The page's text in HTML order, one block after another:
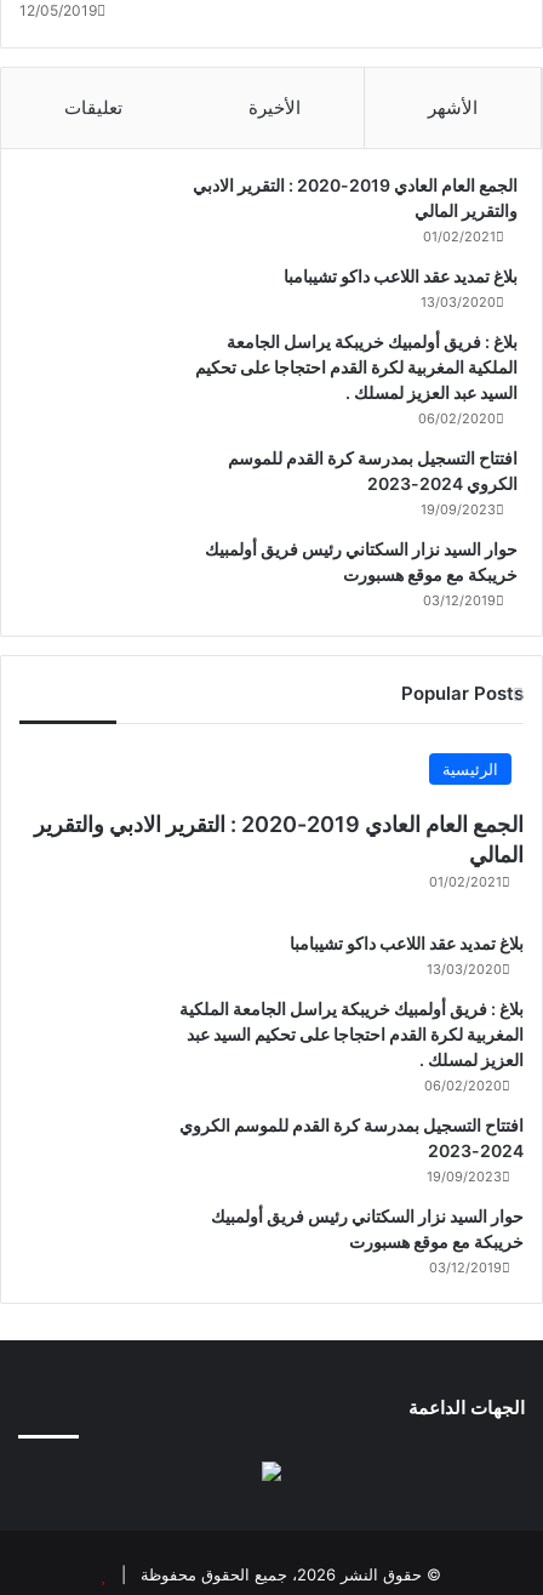
12/05/2019
الأشهر الأخيرة تعليقات
الجمع العام العادي 2019-2020 : التقرير الادبي
والتقرير المالي
01/02/2021
بلاغ تمديد عقد اللاعب داكو تشيبامبا
13/03/2020
بلاغ : فريق أولمبيك خريبكة يراسل الجامعة
الملكية المغربية لكرة القدم احتجاجا على تحكيم
السيد عبد العزيز لمسلك .
06/02/2020
افتتاح التسجيل بمدرسة كرة القدم للموسم
الكروي 2024-2023
19/09/2023
حوار السيد نزار السكتاني رئيس فريق أولمبيك
خريبكة مع موقع هسبورت
03/12/2019
Popular Posts
الرئيسية
الجمع العام العادي 2019-2020 : التقرير الادبي والتقرير
المالي
01/02/2021
بلاغ تمديد عقد اللاعب داكو تشيبامبا
13/03/2020
بلاغ : فريق أولمبيك خريبكة يراسل الجامعة الملكية
المغربية لكرة القدم احتجاجا على تحكيم السيد عبد
العزيز لمسلك .
06/02/2020
افتتاح التسجيل بمدرسة كرة القدم للموسم الكروي
2024-2023
19/09/2023
حوار السيد نزار السكتاني رئيس فريق أولمبيك
خريبكة مع موقع هسبورت
03/12/2019
الجهات الداعمة
© حقوق النشر 2026، جميع الحقوق محفوظة |